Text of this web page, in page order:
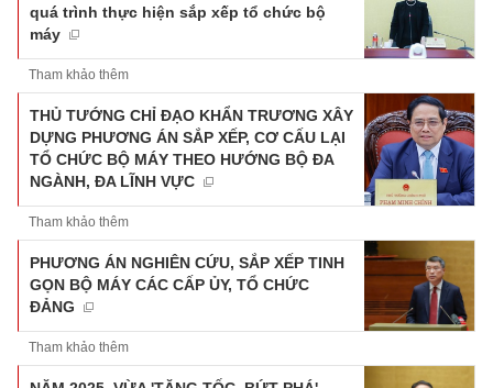
quá trình thực hiện sắp xếp tổ chức bộ
máy
Tham khảo thêm
THỦ TƯỚNG CHỈ ĐẠO KHẨN TRƯƠNG XÂY
DỰNG PHƯƠNG ÁN SẮP XẾP, CƠ CẤU LẠI
TỔ CHỨC BỘ MÁY THEO HƯỚNG BỘ ĐA
NGÀNH, ĐA LĨNH VỰC
Tham khảo thêm
PHƯƠNG ÁN NGHIÊN CỨU, SẮP XẾP TINH
GỌN BỘ MÁY CÁC CẤP ỦY, TỔ CHỨC
ĐẢNG
Tham khảo thêm